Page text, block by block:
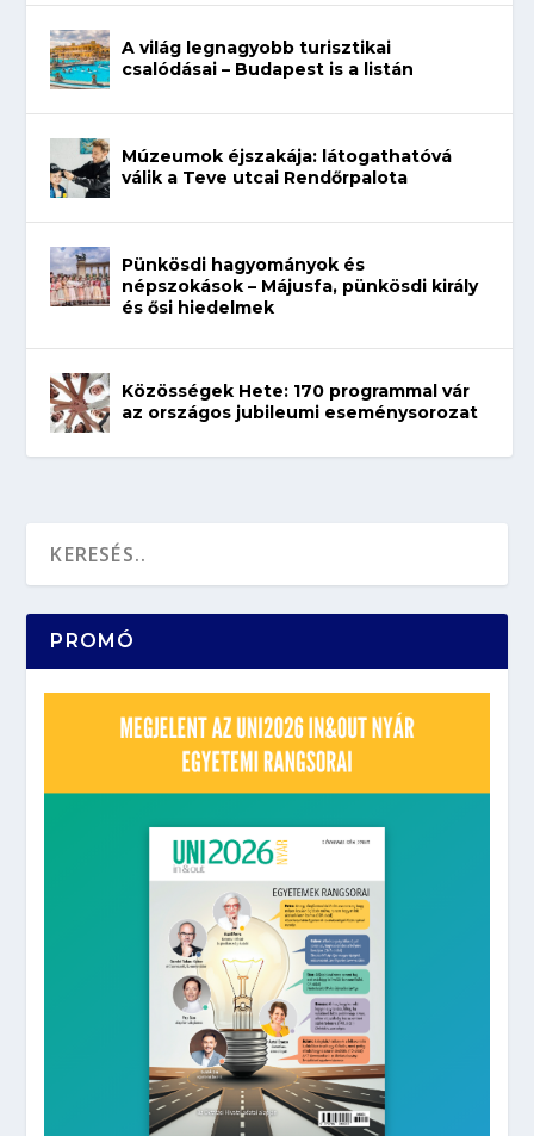
A világ legnagyobb turisztikai
csalódásai – Budapest is a listán
Múzeumok éjszakája: látogathatóvá
válik a Teve utcai Rendőrpalota
Pünkösdi hagyományok és
népszokások – Májusfa, pünkösdi király
és ősi hiedelmek
Közösségek Hete: 170 programmal vár
az országos jubileumi eseménysorozat
PROMÓ